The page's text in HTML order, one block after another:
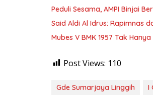
Peduli Sesama, AMPI Binjai
Said Aldi Al Idrus: Rapimnas
Mubes V BMK 1957 Tak
Post Views: 110
Gde Sumarjaya Linggih I